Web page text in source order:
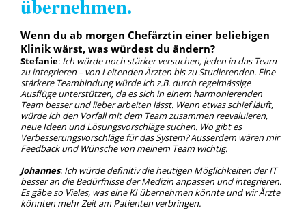
übernehmen.
Wenn du ab morgen Chefärztin einer beliebigen
Klinik wärst, was würdest du ändern?
Stefanie: Ich würde noch stärker versuchen, jeden in das Team
zu integrieren – von Leitenden Ärzten bis zu Studierenden. Eine
stärkere Teambindung würde ich z.B. durch regelmässige
Ausflüge unterstützen, da es sich in einem harmonierenden
Team besser und lieber arbeiten lässt. Wenn etwas schief läuft,
würde ich den Vorfall mit dem Team zusammen reevaluieren,
neue Ideen und Lösungsvorschläge suchen. Wo gibt es
Verbesserungsvorschläge für das System? Ausserdem wären mir
Feedback und Wünsche von meinem Team wichtig.
Johannes: Ich würde definitiv die heutigen Möglichkeiten der IT
besser an die Bedürfnisse der Medizin anpassen und integrieren.
Es gäbe so Vieles, was eine KI übernehmen könnte und wir Ärzte
könnten mehr Zeit am Patienten verbringen.